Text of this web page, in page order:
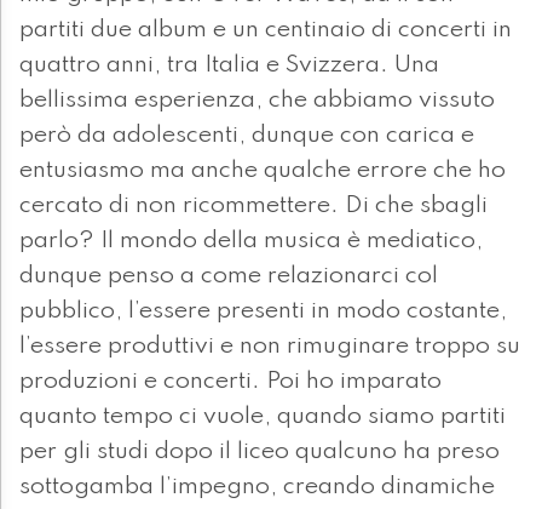
partiti due album e un centinaio di concerti in
quattro anni, tra Italia e Svizzera. Una
bellissima esperienza, che abbiamo vissuto
però da adolescenti, dunque con carica e
entusiasmo ma anche qualche errore che ho
cercato di non ricommettere. Di che sbagli
parlo? Il mondo della musica è mediatico,
dunque penso a come relazionarci col
pubblico, l’essere presenti in modo costante,
l’essere produttivi e non rimuginare troppo su
produzioni e concerti. Poi ho imparato
quanto tempo ci vuole, quando siamo partiti
per gli studi dopo il liceo qualcuno ha preso
sottogamba l’impegno, creando dinamiche